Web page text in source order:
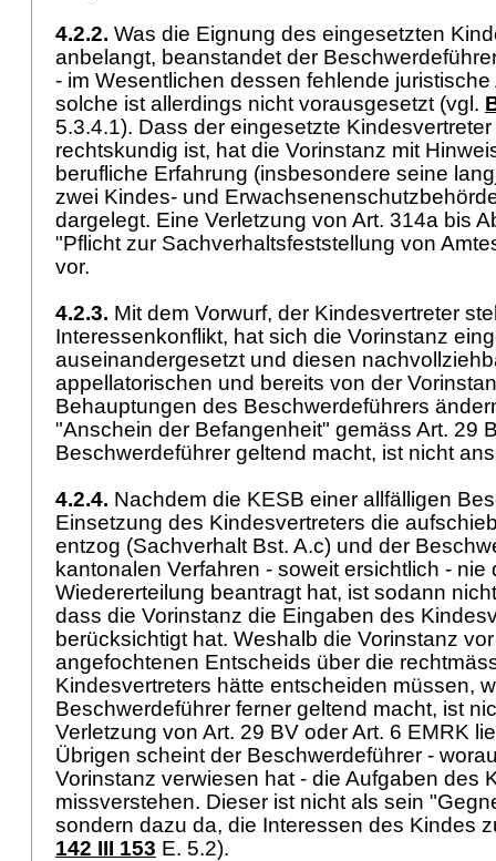
4.2.2. Was die Eignung des eingesetzten
anbelangt, beanstandet der
- im Wesentlichen dessen fehlende
solche ist allerdings nicht vorausgesetzt (vgl.
5.3.4.1). Dass der eingesetzte
rechtskundig ist, hat die Vorinstanz mit
berufliche Erfahrung (insbesondere seine
zwei Kindes- und
dargelegt. Eine Verletzung von Art. 314a bis
"Pflicht zur Sachverhaltsfeststellung von
vor.
4.2.3. Mit dem Vorwurf, der Kindesvertreter
Interessenkonflikt, hat sich die Vorinstanz
auseinandergesetzt und diesen
appellatorischen und bereits von der
Behauptungen des Beschwerdeführers
"Anschein der Befangenheit" gemäss Art. 29
Beschwerdeführer geltend macht, ist nicht
4.2.4. Nachdem die KESB einer allfälligen
Einsetzung des Kindesvertreters die
entzog (Sachverhalt Bst. A.c) und der
kantonalen Verfahren - soweit ersichtlich - nie
Wiedererteilung beantragt hat, ist sodann
dass die Vorinstanz die Eingaben des
berücksichtigt hat. Weshalb die Vorinstanz
angefochtenen Entscheids über die
Kindesvertreters hätte entscheiden müssen,
Beschwerdeführer ferner geltend macht, ist
Verletzung von Art. 29 BV oderArt. 6 EMRK
Übrigen scheint der Beschwerdeführer -
Vorinstanz verwiesen hat - die Aufgaben des
missverstehen. Dieser ist nicht als sein
sondern dazu da, die Interessen des Kindes
142 III 153 E. 5.2).